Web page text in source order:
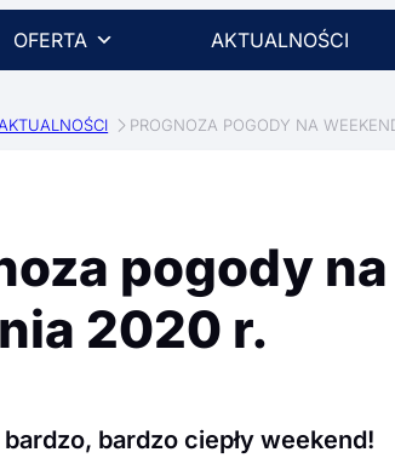
OFERTA AKTUALNOŚCI
PROGNOZA POGODY NA
pogody
2020 r.
bardzo ciepły weekend!